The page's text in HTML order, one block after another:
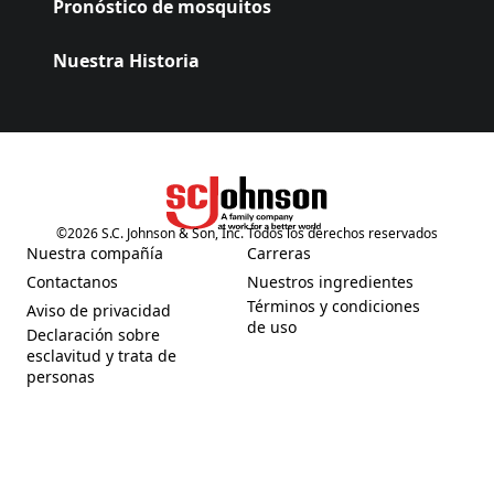
Pronóstico de mosquitos
Nuestra Historia
(Opens in a new tab)
©2026S.C. Johnson & Son, Inc. Todos los derechos reservados
Nuestra compañía
(Opens in a new tab)
Contactanos
(Opens in a new tab)
Aviso de privacidad
(Opens in a new tab)
Declaración sobre
esclavitud y trata de
personas
(Opens in a new tab)
Carreras
(Opens in a new tab)
Nuestros ingredientes
(Opens in a new tab)
Términos y condiciones
de uso
(Opens in a new tab)